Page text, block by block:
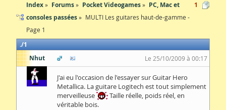
Index Forums Pocket Videogames
PC, Mac et
consoles passées
MULTI Les guitares haut-de-gamme -
Page 1
1
1
Nhut
Le 25/10/2009 à 00:17
J'ai eu l'occasion de l'essayer sur Guitar Hero
Metallica. La guitare Logitech est tout simplement
merveilleuse
Taille réelle, poids réel, en
véritable bois.